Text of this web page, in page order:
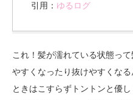
引用： ゆるログ
これ！髪が濡れている状態っ
やすくなったり抜けやすくな
ときはこすらずトントンと優